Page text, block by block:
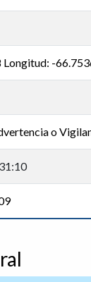
Longitud: -
o